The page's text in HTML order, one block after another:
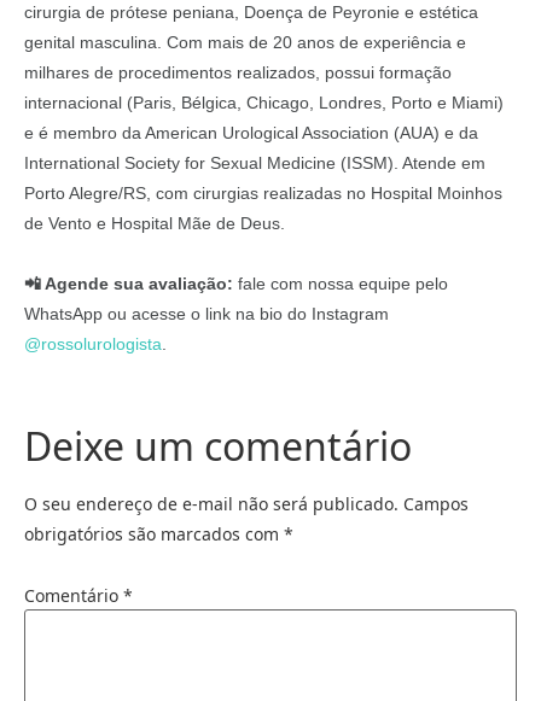
cirurgia de prótese peniana, Doença de Peyronie e estética
genital masculina. Com mais de 20 anos de experiência e
milhares de procedimentos realizados, possui formação
internacional (Paris, Bélgica, Chicago, Londres, Porto e Miami)
e é membro da American Urological Association (AUA) e da
International Society for Sexual Medicine (ISSM). Atende em
Porto Alegre/RS, com cirurgias realizadas no Hospital Moinhos
de Vento e Hospital Mãe de Deus.
📲 Agende sua avaliação: fale com nossa equipe pelo
WhatsApp ou acesse o link na bio do Instagram
@rossolurologista
Deixe um comentário
O seu endereço de e-mail não será publicado. Campos
obrigatórios são marcados com *
Comentário *